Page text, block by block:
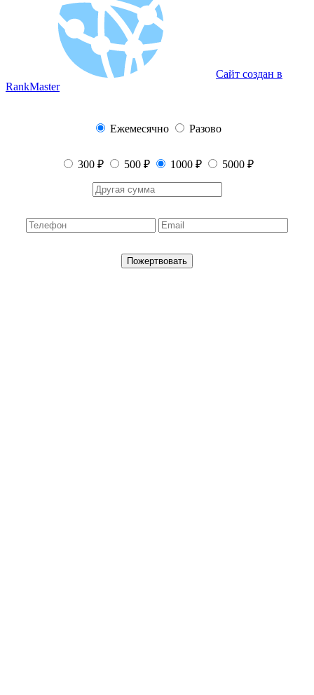
Сайт создан в
RankMaster
Ежемесячно Разово
300 ₽ 500 ₽ 1000 ₽ 5000 ₽
Пожертвовать